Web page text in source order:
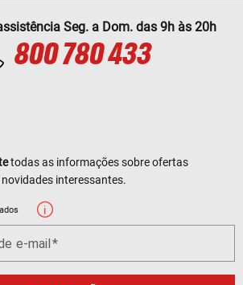
Seg. a Dom. das 9h às 20h
800 780 433
todas as informações sobre ofertas
interessantes.
e-mail